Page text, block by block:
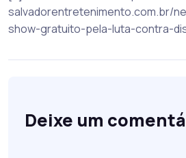
salvadorentretenimento.com.br/
show-gratuito-pela-luta-contra-
Deixe um